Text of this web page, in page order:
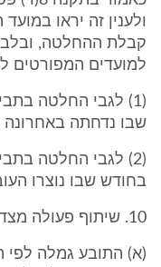
ולענין זה יראו
קבלת ההחלטה,
למועדים המפורטים
(1) לגבי החלטה
שבו נדחתה באחרונה
בחודש שבו נוצרו
10. שיתוף פעולה מצד התובע
(א) התובע גמלה לפי